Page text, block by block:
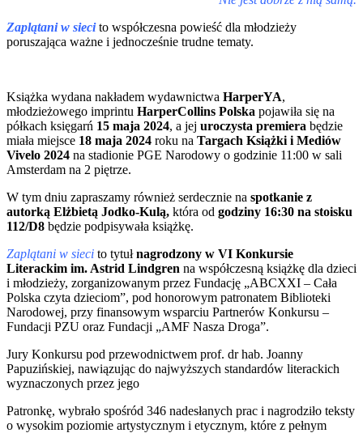
Zaplątani w siecito współczesna powieść dla młodzieży
poruszająca ważne i jednocześnie trudne tematy.
Książka wydana nakładem wydawnictwa HarperYA,
młodzieżowego imprintu HarperCollins Polska pojawiła się na
półkach księgarń 15 maja 2024, a jej uroczysta premiera będzie
miała miejsce 18 maja 2024 roku na Targach Książki i Mediów
Vivelo 2024 na stadionie PGE Narodowy o godzinie 11:00 w sali
Amsterdam na 2 piętrze.
W tym dniu zapraszamy również serdecznie na spotkanie z
autorką Elżbietą Jodko-Kulą, która od godziny 16:30 na stoisku
112/D8 będzie podpisywała książkę.
Zaplątani w sieci to tytułnagrodzony w VI Konkursie
Literackim im. Astrid Lindgren na współczesną książkę dla dzieci
i młodzieży, zorganizowanym przez Fundację „ABCXXI – Cała
Polska czyta dzieciom”, pod honorowym patronatem Biblioteki
Narodowej, przy finansowym wsparciu Partnerów Konkursu –
Fundacji PZU oraz Fundacji „AMF Nasza Droga”.
Jury Konkursu pod przewodnictwem prof. dr hab. Joanny
Papuzińskiej, nawiązując do najwyższych standardów literackich
wyznaczonych przez jego
Patronkę, wybrało spośród 346 nadesłanych prac i nagrodziło teksty
o wysokim poziomie artystycznym i etycznym, które z pełnym